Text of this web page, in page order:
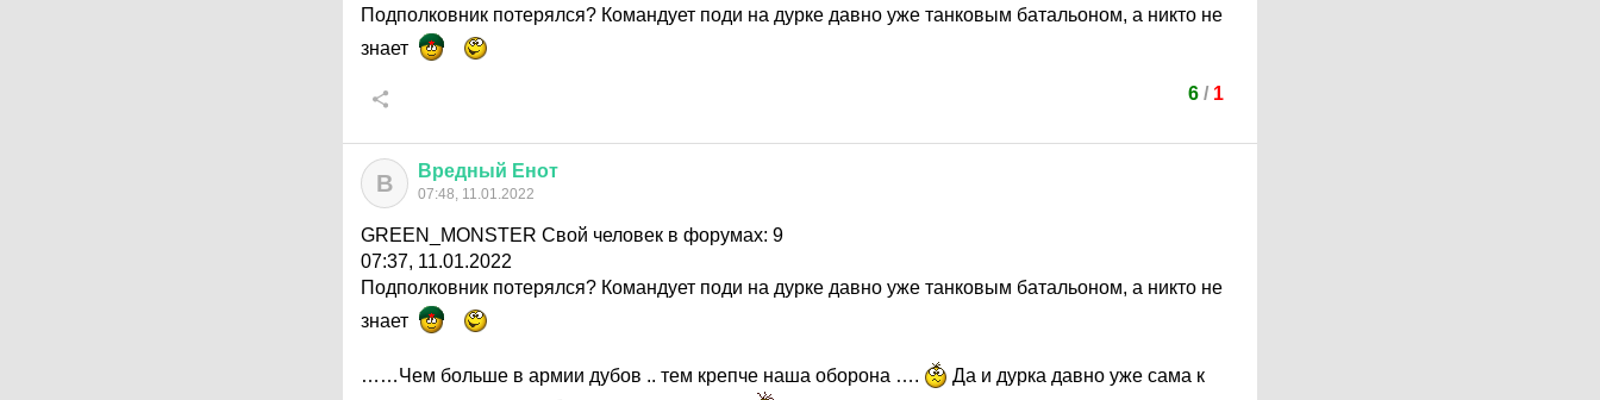
Подполковник потерялся? Командует поди на дурке давно уже танковым батальоном, а никто не
знает
6/ 1
В Вредный Енот
07:48, 11.01.2022
GREEN_MONSTER Свой человек в форумах: 9
07:37, 11.01.2022
Подполковник потерялся? Командует поди на дурке давно уже танковым батальоном, а никто не
знает
……Чем больше в армии дубов .. тем крепче наша оборона ….
Да и дурка давно уже сама к